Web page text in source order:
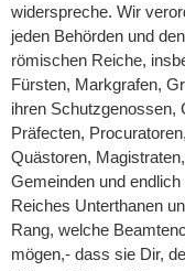
widerspreche. Wir
jeden Behörden und
römischen Reiche,
Fürsten, Markgrafen,
ihren Schutzgenossen,
Präfecten,
Quästoren,
Gemeinden und
Reiches Unterthanen
Rang, welche
mögen,- dass sie Dir,